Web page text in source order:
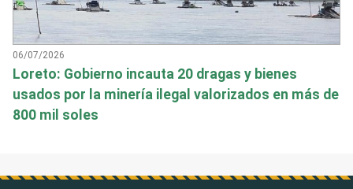
06/07/2026
Loreto: Gobierno incauta 20 dragas y bienes
usados por la minería ilegal valorizados en más de
800 mil soles